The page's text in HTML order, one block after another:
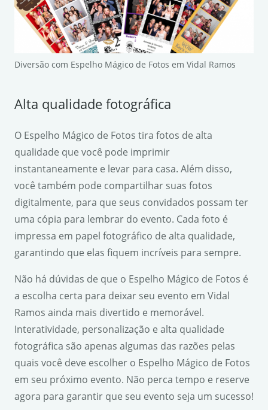
Diversão com Espelho Mágico de Fotos em Vidal Ramos
Alta qualidade fotográfica
O Espelho Mágico de Fotos tira fotos de alta
qualidade que você pode imprimir
instantaneamente e levar para casa. Além disso,
você também pode compartilhar suas fotos
digitalmente, para que seus convidados possam ter
uma cópia para lembrar do evento. Cada foto é
impressa em papel fotográfico de alta qualidade,
garantindo que elas fiquem incríveis para sempre.
Não há dúvidas de que o Espelho Mágico de Fotos é
a escolha certa para deixar seu evento em Vidal
Ramos ainda mais divertido e memorável.
Interatividade, personalização e alta qualidade
fotográfica são apenas algumas das razões pelas
quais você deve escolher o Espelho Mágico de Fotos
em seu próximo evento. Não perca tempo e reserve
agora para garantir que seu evento seja um sucesso!